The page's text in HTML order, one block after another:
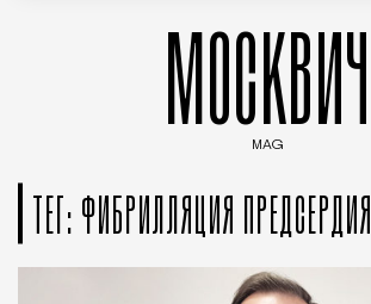
МОСКВИЧ
MAG
ТЕГ: ФИБРИЛЛЯЦИЯ ПРЕДСЕРДИЯ